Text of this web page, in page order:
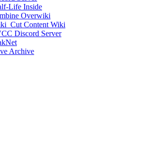
Life Inside
Overwiki
Cut Content Wiki
Discord Server
Archive